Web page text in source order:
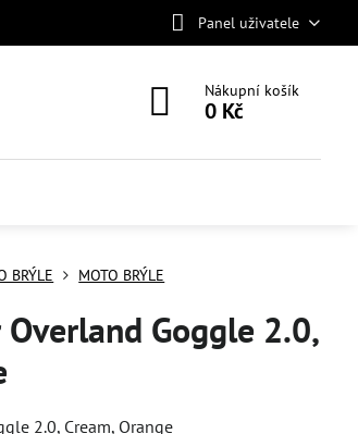
Panel uživatele
Nákupní košík
0 Kč
BRÝLE MOTO BRÝLE
Goggle 2.0,
2.0, Cream, Orange